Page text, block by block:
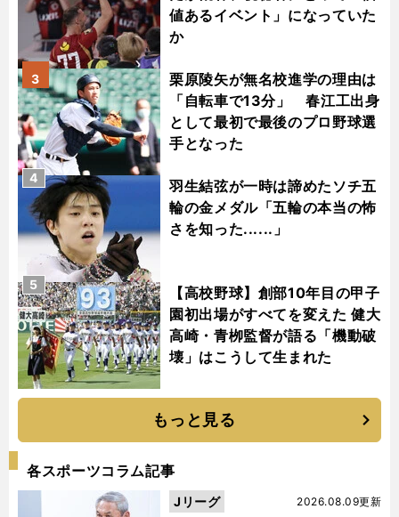
値あるイベント」になっていた
か
栗原陵矢が無名校進学の理由は
「自転車で13分」 春江工出身
として最初で最後のプロ野球選
手となった
3
羽生結弦が一時は諦めたソチ五
輪の金メダル「五輪の本当の怖
さを知った......」
4
【高校野球】創部10年目の甲子
園初出場がすべてを変えた 健大
高崎・青栁監督が語る「機動破
壊」はこうして生まれた
5
もっと見る
各スポーツコラム記事
2026.08.09更新
Jリーグ